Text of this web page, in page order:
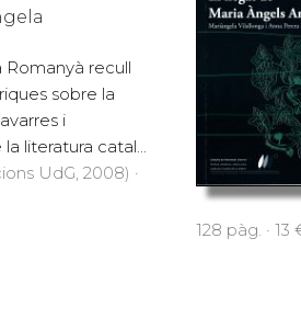
Romanyà recull
sobre la
i
literatura catal...
UdG, 2008) ·
128 pàg. · 13